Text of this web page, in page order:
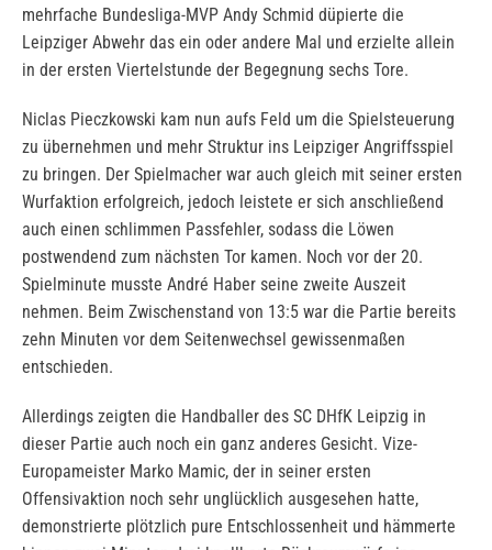
mehrfache Bundesliga-MVP Andy Schmid düpierte die
Leipziger Abwehr das ein oder andere Mal und erzielte allein
in der ersten Viertelstunde der Begegnung sechs Tore.
Niclas Pieczkowski kam nun aufs Feld um die Spielsteuerung
zu übernehmen und mehr Struktur ins Leipziger Angriffsspiel
zu bringen. Der Spielmacher war auch gleich mit seiner ersten
Wurfaktion erfolgreich, jedoch leistete er sich anschließend
auch einen schlimmen Passfehler, sodass die Löwen
postwendend zum nächsten Tor kamen. Noch vor der 20.
Spielminute musste André Haber seine zweite Auszeit
nehmen. Beim Zwischenstand von 13:5 war die Partie bereits
zehn Minuten vor dem Seitenwechsel gewissenmaßen
entschieden.
Allerdings zeigten die Handballer des SC DHfK Leipzig in
dieser Partie auch noch ein ganz anderes Gesicht. Vize-
Europameister Marko Mamic, der in seiner ersten
Offensivaktion noch sehr unglücklich ausgesehen hatte,
demonstrierte plötzlich pure Entschlossenheit und hämmerte